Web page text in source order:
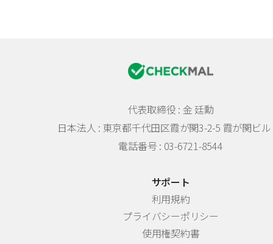
代表取締役 : 金 廷勳
日本法人 : 東京都千代田区霞が関3-2-5 霞が関ビル
電話番号 : 03-6721-8544
サポート
利用規約
プライバシーポリシー
使用権契約書